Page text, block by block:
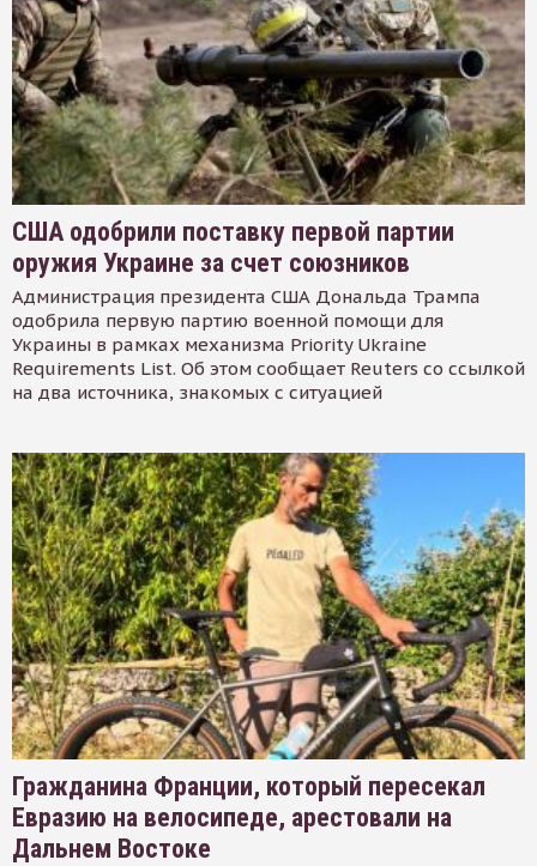
США одобрили поставку первой партии
оружия Украине за счет союзников
Администрация президента США Дональда Трампа
одобрила первую партию военной помощи для
Украины в рамках механизма Priority Ukraine
Requirements List. Об этом сообщает Reuters со ссылкой
на два источника, знакомых с ситуацией
Гражданина Франции, который пересекал
Евразию на велосипеде, арестовали на
Дальнем Востоке